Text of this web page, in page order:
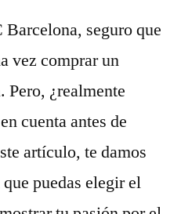
seguro que
vez comprar un
Pero, ¿realmente
cuenta antes de
artículo, te damos
puedas elegir el